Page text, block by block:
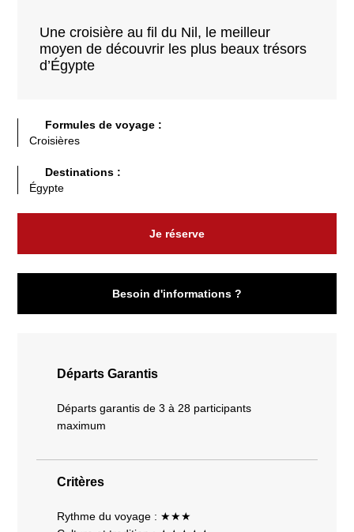
Une croisière au fil du Nil, le meilleur
moyen de découvrir les plus beaux trésors
d’Égypte
Formules de voyage :
Croisières
Destinations :
Égypte
Je réserve
Besoin d'informations ?
Départs Garantis
Départs garantis de 3 à 28 participants
maximum
Critères
Rythme du voyage : ★★★